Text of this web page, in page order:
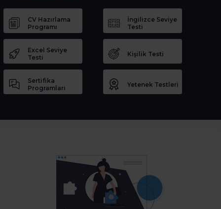
CV Hazırlama
Programı
İngilizce Seviye
Testi
Excel Seviye
Testi
Kişilik Testi
Sertifika
Programları
Yetenek Testleri